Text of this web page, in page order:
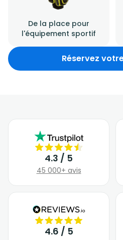
De la place pour
l'équipement sportif
Réservez
4.3 / 5
45 000+ avis
4.6 / 5